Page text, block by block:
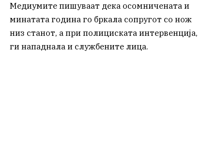
Медиумите пишуваат дека осомничената и
минатата година го бркала сопругот со нож
низ станот, а при полициската интервенција,
ги нападнала и службените лица.